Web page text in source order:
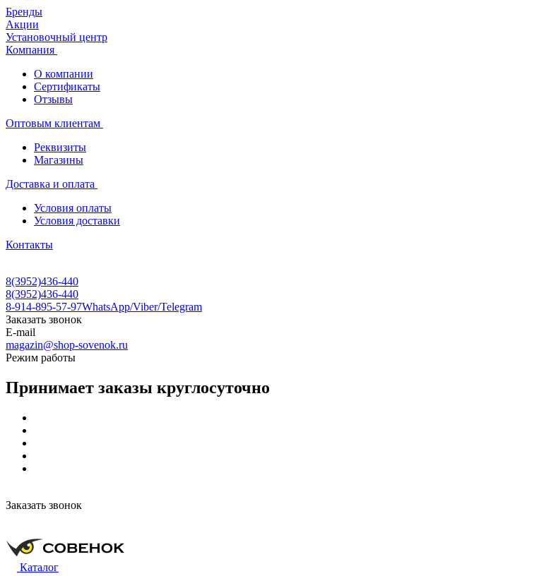
Бренды
Акции
Установочный центр
Компания
О компании
Сертификаты
Отзывы
Оптовым клиентам
Реквизиты
Магазины
Доставка и оплата
Условия оплаты
Условия доставки
Контакты
8(3952)436-440
8(3952)436-440
8-914-895-57-97WhatsApp/Viber/Telegram
Заказать звонок
E-mail
magazin@shop-sovenok.ru
Режим работы
Принимает заказы круглосуточно
Заказать звонок
Каталог